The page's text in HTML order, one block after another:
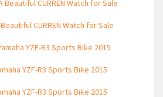
Beautiful CURREN Watch for Sale
CURREN Watch for Sale
YZF-R3 Sports Bike 2015
YZF-R3 Sports Bike 2015
YZF-R3 Sports Bike 2015